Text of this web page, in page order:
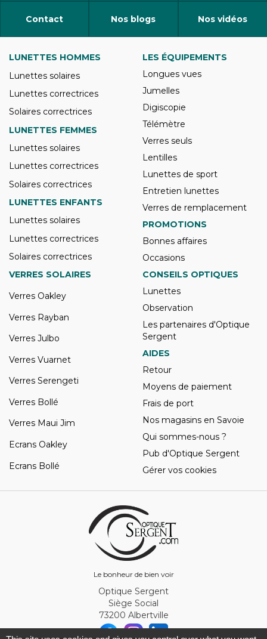
Contact Nos blogs Nos vidéos
Le bonheur de bien voir
LUNETTES HOMMES
Lunettes solaires
Lunettes correctrices
Solaires correctrices
LUNETTES FEMMES
Lunettes solaires
Lunettes correctrices
Solaires correctrices
LUNETTES ENFANTS
Lunettes solaires
Lunettes correctrices
Solaires correctrices
LES ÉQUIPEMENTS
Longues vues
Jumelles
Digiscopie
Télémètre
Verres seuls
Lentilles
Lunettes de sport
Entretien lunettes
Verres de remplacement
PROMOTIONS
Bonnes affaires
Occasions
VERRES SOLAIRES
Verres Oakley
Verres Rayban
Verres Julbo
Verres Vuarnet
Verres Serengeti
Verres Bollé
Verres Maui Jim
Ecrans Oakley
Ecrans Bollé
CONSEILS OPTIQUES
Lunettes
Observation
Les partenaires d'Optique
Sergent
AIDES
Retour
Moyens de paiement
Frais de port
Nos magasins en Savoie
Qui sommes-nous ?
Pub d'Optique Sergent
Gérer vos cookies
Optique Sergent
Siège Social
73200 Albertville